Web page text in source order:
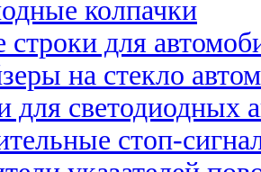
колпачки
строки для
на стекло
для светодиодных
стоп-